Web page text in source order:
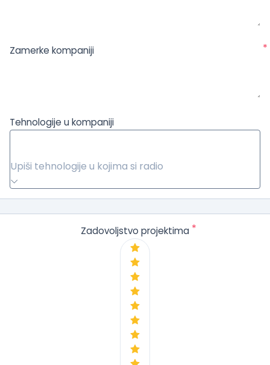
Zamerke kompaniji *
Tehnologije u kompaniji
Upiši tehnologije u kojima si radio
Zadovoljstvo projektima *